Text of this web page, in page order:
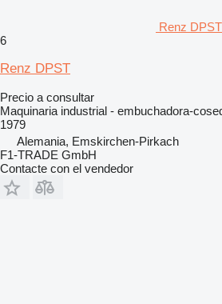
Renz
6
Renz DPST
Precio a consultar
Maquinaria industrial - embuchadora-
1979
Alemania, Emskirchen-Pirkach
F1-TRADE GmbH
Contacte con el vendedor